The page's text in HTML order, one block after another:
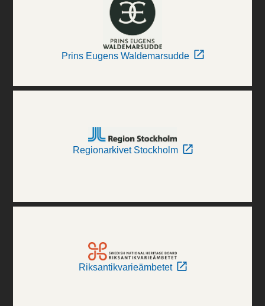
Prins Eugens Waldemarsudde
Regionarkivet Stockholm
Riksantikvarieämbetet